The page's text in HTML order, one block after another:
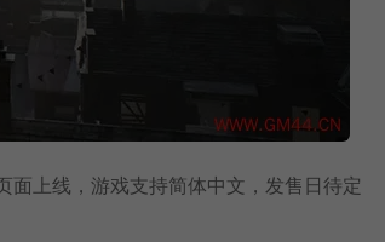
上线，游戏支持简体中文，发售日待定